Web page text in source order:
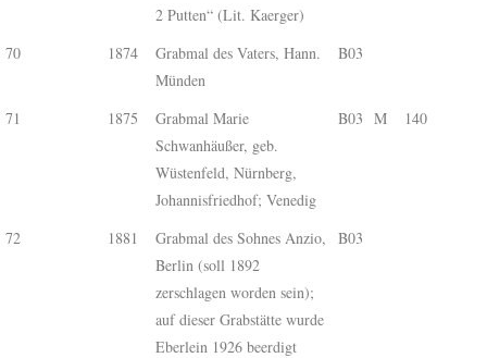
2 Putten“ (Lit. Kaerger)
70 1874
Grabmal des Vaters, Hann.
Münden
B03
71 1875
Grabmal Marie
Schwanhäußer, geb.
Wüstenfeld, Nürnberg,
Johannisfriedhof; Venedig
B03 M 140
72 1881
Grabmal des Sohnes Anzio,
Berlin (soll 1892
zerschlagen worden sein);
auf dieser Grabstätte wurde
Eberlein 1926 beerdigt
B03